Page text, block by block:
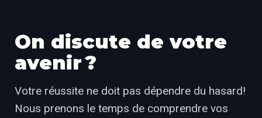
On discute de votre
avenir ?
Votre réussite ne doit pas dépendre du hasard!
Nous prenons le temps de comprendre vos